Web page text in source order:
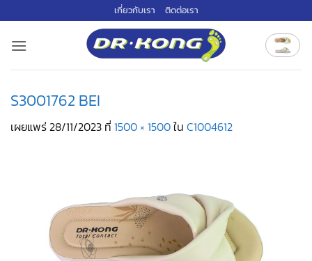
ไป
เกี่ยวกับเรา ติดต่อเรา
S3001762 BEI
เผยแพร่28/11/2023 ที่ 1500 × 1500ใน C1004612